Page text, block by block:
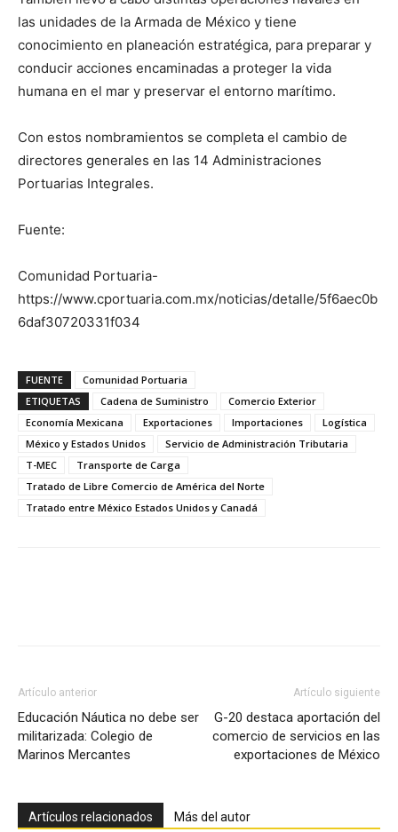
las unidades de la Armada de México y tiene
conocimiento en planeación estratégica, para preparar y
conducir acciones encaminadas a proteger la vida
humana en el mar y preservar el entorno marítimo.
Con estos nombramientos se completa el cambio de
directores generales en las 14 Administraciones
Portuarias Integrales.
Fuente:
Comunidad Portuaria-
https://www.cportuaria.com.mx/noticias/detalle/5f6aec0b
6daf30720331f034
FUENTE
Comunidad Portuaria
ETIQUETAS
Cadena de Suministro
Comercio Exterior
Economía Mexicana
Exportaciones Importaciones
Logística
México y Estados Unidos
Servicio de Administración Tributaria
T-MEC
Transporte de Carga
Tratado de Libre Comercio de América del Norte
Tratado entre México Estados Unidos y Canadá
Artículo anterior
Educación Náutica no debe ser
militarizada: Colegio de
Marinos Mercantes
Artículo siguiente
G-20 destaca aportación del
comercio de servicios en las
exportaciones de México
Artículos relacionados Más del autor